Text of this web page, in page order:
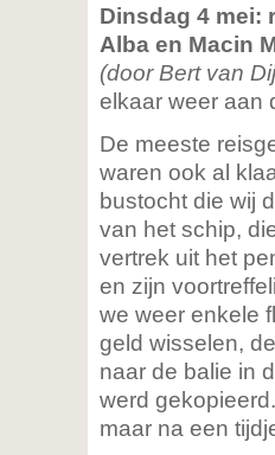
Dinsdag 4 mei:
Alba en Macin
(door Bert van
elkaar weer aan
De meeste
waren ook al
bustocht die wij
van het schip,
vertrek uit het
en zijn
we weer enkele
geld wisselen,
naar de balie in
werd
maar na een